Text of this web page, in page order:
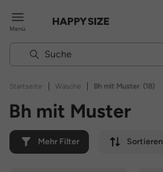
Menü
Startseite | Wäsche | Bh mit Muster (18)
Bh mit Muster
Mehr Filter Sortieren